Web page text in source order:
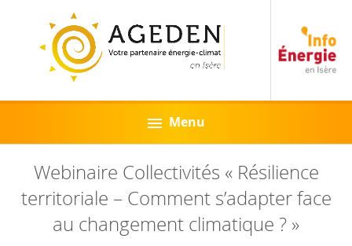
Menu
Webinaire Collectivités « Résilience
territoriale – Comment s’adapter face
au changement climatique ? »